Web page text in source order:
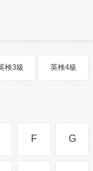
検3級 英検4級
F G